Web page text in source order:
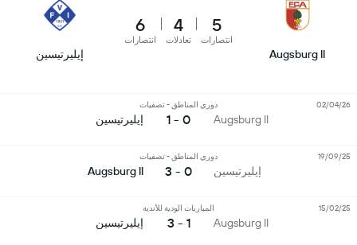
Augsburg II
5
انتصارات
4
تعادلات
6
انتصارات
إيليرتيسين
Augsburg II
دوري المناطق - تصفيات
0 - 1 إيليرتيسين
02/04/26
إيليرتيسين
دوري المناطق - تصفيات
0 - 3
Augsburg II
19/09/25
Augsburg II
المباريات الودية للأندية
1 - 3 إيليرتيسين
15/02/25